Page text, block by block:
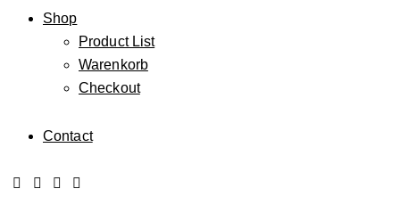
Shop
Product List
Warenkorb
Checkout
Contact